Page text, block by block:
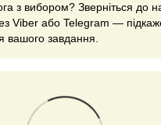
з вибором? Зверніться до
Viber або Telegram —
вашого завдання.